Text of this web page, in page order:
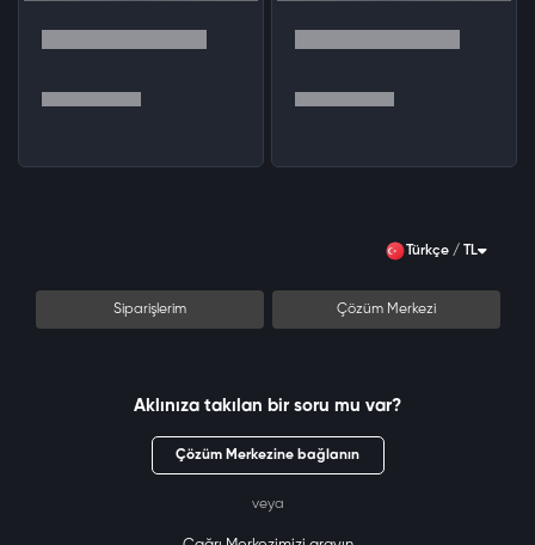
Türkçe / TL
Siparişlerim Çözüm Merkezi
Aklınıza takılan bir soru mu var?
Çözüm Merkezine bağlanın
veya